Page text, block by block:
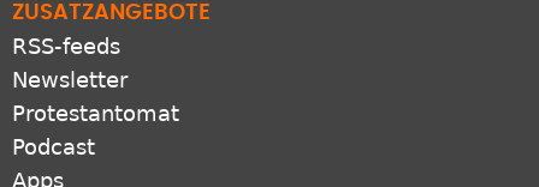
ZUSATZANGEBOTE
RSS-feeds
Newsletter
Protestantomat
Podcast
Apps